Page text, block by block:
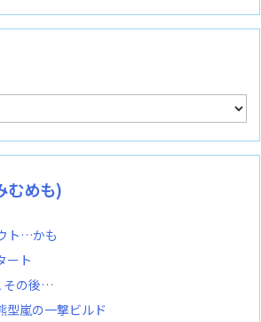
むめも)
ト…かも
ート
その後…
型嵐の一撃ビルド